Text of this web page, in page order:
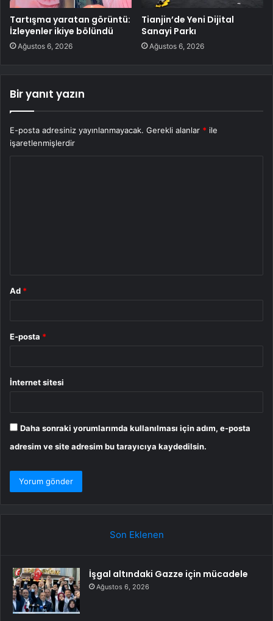
Tartışma yaratan görüntü:
İzleyenler ikiye bölündü
Ağustos 6, 2026
Tianjin’de Yeni Dijital
Sanayi Parkı
Ağustos 6, 2026
Bir yanıt yazın
E-posta adresiniz yayınlanmayacak. Gerekli alanlar * ile
işaretlenmişlerdir
Ad *
E-posta *
İnternet sitesi
Daha sonraki yorumlarımda kullanılması için adım, e-posta
adresim ve site adresim bu tarayıcıya kaydedilsin.
Son Eklenen
İşgal altındaki Gazze için mücadele
Ağustos 6, 2026